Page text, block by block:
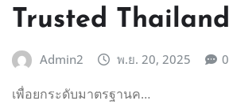
Trusted Thailand
Admin2 พ.ย. 20, 2025 0
เพื่อยกระดับมาตรฐานค…